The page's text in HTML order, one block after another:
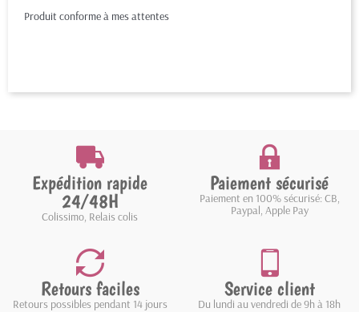
Produit conforme à mes attentes
Expédition rapide
24/48H
Colissimo, Relais colis
Paiement sécurisé
Paiement en 100% sécurisé: CB,
Paypal, Apple Pay
Retours faciles
Retours possibles pendant 14 jours
Service client
Du lundi au vendredi de 9h à 18h